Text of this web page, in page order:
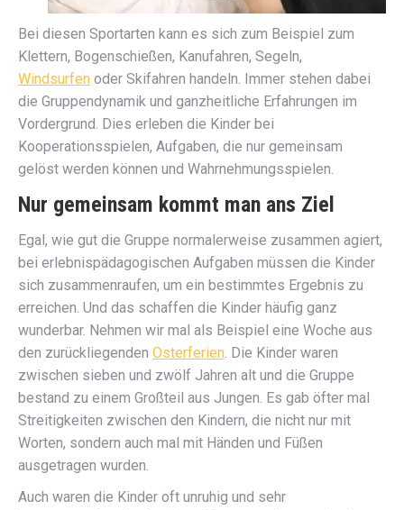
Bei diesen Sportarten kann es sich zum Beispiel zum
Klettern, Bogenschießen, Kanufahren, Segeln,
Windsurfen oder Skifahren handeln. Immer stehen dabei
die Gruppendynamik und ganzheitliche Erfahrungen im
Vordergrund. Dies erleben die Kinder bei
Kooperationsspielen, Aufgaben, die nur gemeinsam
gelöst werden können und Wahrnehmungsspielen.
Nur gemeinsam kommt man ans Ziel
Egal, wie gut die Gruppe normalerweise zusammen agiert,
bei erlebnispädagogischen Aufgaben müssen die Kinder
sich zusammenraufen, um ein bestimmtes Ergebnis zu
erreichen. Und das schaffen die Kinder häufig ganz
wunderbar. Nehmen wir mal als Beispiel eine Woche aus
den zurückliegenden Osterferien. Die Kinder waren
zwischen sieben und zwölf Jahren alt und die Gruppe
bestand zu einem Großteil aus Jungen. Es gab öfter mal
Streitigkeiten zwischen den Kindern, die nicht nur mit
Worten, sondern auch mal mit Händen und Füßen
ausgetragen wurden.
Auch waren die Kinder oft unruhig und sehr